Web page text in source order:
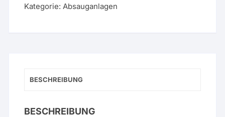
Kategorie: Absauganlagen
BESCHREIBUNG
BESCHREIBUNG